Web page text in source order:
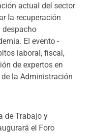
actual del sector
la recuperación
El evento -
laboral, fiscal,
de expertos en
la Administración
de Trabajo y
el Foro